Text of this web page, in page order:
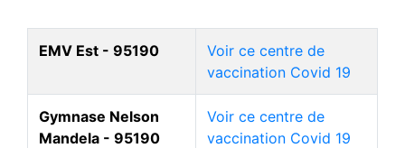
EMV Est - 95190
Voir ce centre de
vaccination Covid 19
Gymnase Nelson
Mandela - 95190
Voir ce centre de
vaccination Covid 19